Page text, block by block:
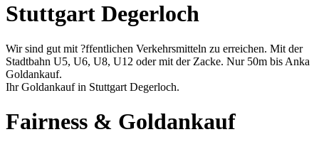
Stuttgart Degerloch
Wir sind gut mit ?ffentlichen Verkehrsmitteln zu erreichen. Mit der
Stadtbahn U5, U6, U8, U12 oder mit der Zacke. Nur 50m bis Anka
Goldankauf.
Ihr Goldankauf in Stuttgart Degerloch.
Fairness & Goldankauf